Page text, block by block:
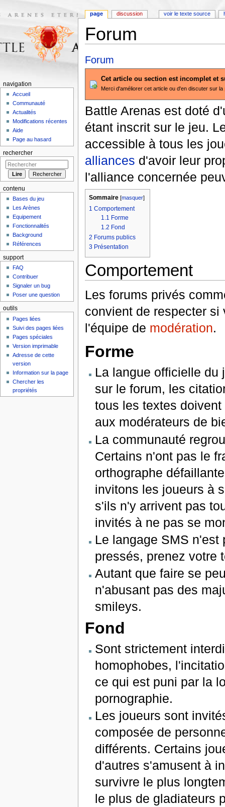
Forum
Forum
Cet article ou section est incomplet et
Merci d'améliorer cet article ou d'en discuter sur la
Battle Arenas est doté
étant inscrit sur le jeu.
accessible à tous les
alliances d'avoir leur
l'alliance concernée
Sommaire[masquer]
1 Comportement
1.1 Forme
1.2 Fond
2 Forums publics
3 Présentation
Comportement
Les forums privés
convient de respecter
l'équipe de modération.
Forme
La langue officielle du
sur le forum, les
tous les textes
aux modérateurs de
La communauté
Certains n'ont pas le
orthographe
invitons les joueurs à
s'ils n'y arrivent pas
invités à ne pas se
Le langage SMS n'est
pressés, prenez votre
Autant que faire se
n'abusant pas des
smileys.
Fond
Sont strictement
homophobes,
ce qui est puni par la
pornographie.
Les joueurs sont
composée de
différents. Certains
d'autres s'amusent à
survivre le plus
le plus de gladiateurs
page discussion voir le texte source
navigation
Accueil
Communauté
Actualités
Modifications récentes
Aide
Page au hasard
rechercher
contenu
Bases du jeu
Les Arènes
Equipement
Fonctionnalités
Background
Références
support
FAQ
Contribuer
Signaler un bug
Poser une question
outils
Pages liées
Suivi des pages liées
Pages spéciales
Version imprimable
Adresse de cette
version
Information sur la page
Chercher les
propriétés